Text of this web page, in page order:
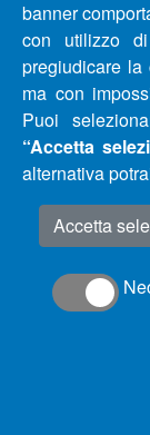
RIDUZIONE
PESCARA,
17/11/2020
RIDUZIONE
PESCARA,
10/11/2020
RIDUZIONE
PESCARA,
banner
con utilizzo
pregiudicare la
ma con
Puoi
“Accetta
alternativa
Accetta